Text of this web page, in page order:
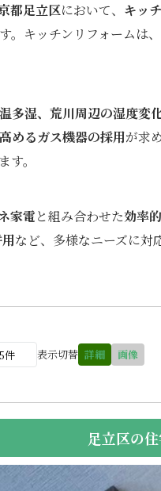
都足立区において、 キッ
。キッチンリフォームは、
多湿、荒川周辺の湿度変
めるガス機器の採用が求
。
家電と組み合わせた効率
など、多様なニーズに対
表示切替 詳細 画像
足立区の